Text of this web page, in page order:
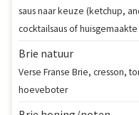
saus naar keuze (ketchup,
cocktailsaus of
Brie natuur
Verse Franse Brie, cresson,
hoeveboter